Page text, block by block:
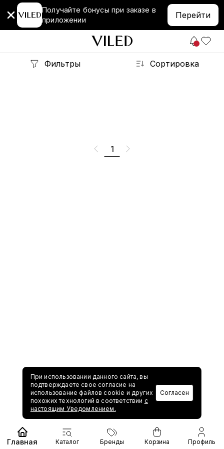
Получайте бонусы при заказе в
приложении
Перейти
Фильтры Сортировка
1
При использовании данного сайта, вы
подтверждаете свое согласие на
использование файлов cookie и других
похожих технологий в соответствии с
настоящим Уведомлением.
Согласен
Главная Каталог Бренды Корзина Профиль